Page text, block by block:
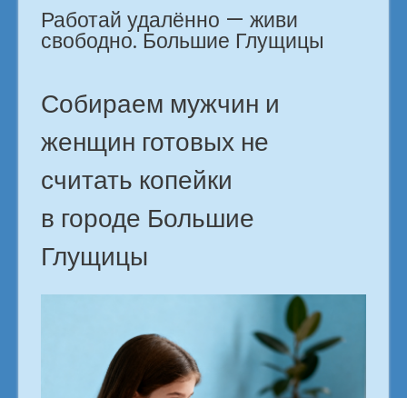
Работай удалённо — живи
свободно. Большие Глущицы
Собираем мужчин и
женщин готовых не
считать копейки
в городе Большие
Глущицы